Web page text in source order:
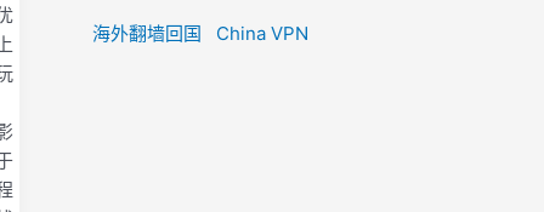
海外翻墙回国 China VPN